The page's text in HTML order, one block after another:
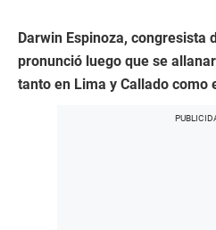
Darwin Espinoza, congresista
pronunció luego que se
tanto en Lima y Callado como